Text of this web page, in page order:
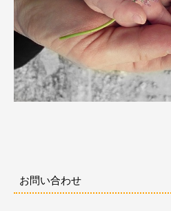
お問い合わせ